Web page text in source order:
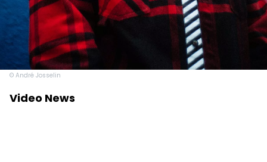
© André Josselin
Video News